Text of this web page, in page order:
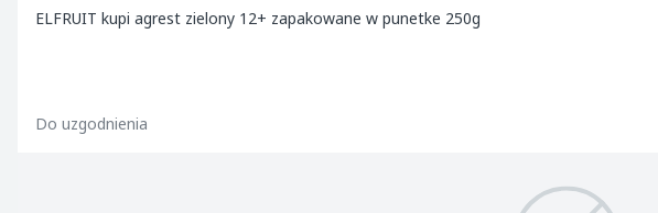
ELFRUIT kupi agrest zielony 12+ zapakowane w punetke 250g
Do uzgodnienia